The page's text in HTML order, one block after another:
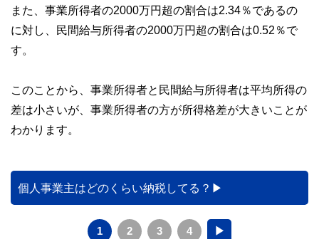
また、事業所得者の2000万円超の割合は2.34％であるの
に対し、民間給与所得者の2000万円超の割合は0.52％で
す。
このことから、事業所得者と民間給与所得者は平均所得の
差は小さいが、事業所得者の方が所得格差が大きいことが
わかります。
個人事業主はどのくらい納税してる？
1 2 3 4 ▶